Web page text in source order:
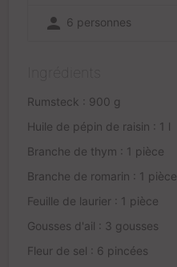
person 6 personnes
Rumsteck : 900 g
Huile de pépin de raisin : 1 l
Branche de thym : 1 pièce
Branche de romarin : 1 pièce
Feuille de laurier : 1 pièce
Gousses d'ail : 3 gousses
Fleur de sel : 6 pincées